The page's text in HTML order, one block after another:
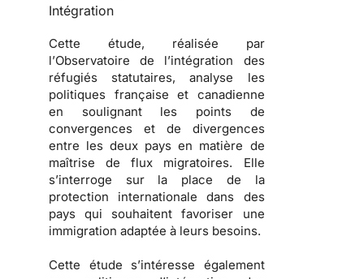
Intégration
Cette étude, réalisée par
l’Observatoire de l’intégration des
réfugiés statutaires, analyse les
politiques française et canadienne
en soulignant les points de
convergences et de divergences
entre les deux pays en matière de
maîtrise deflux migratoires. Elle
s’interroge sur la place de la
protection internationale dans des
pays qui souhaitent favoriser une
immigration adaptée à leurs besoins.
Cette étude s’intéresse également